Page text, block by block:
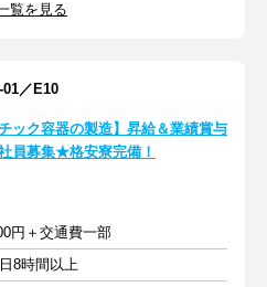
覧を見る
／E10
チック容器の製造】昇給＆業績賞与
員募集★格安寮完備！
円＋交通費一部
8時間以上